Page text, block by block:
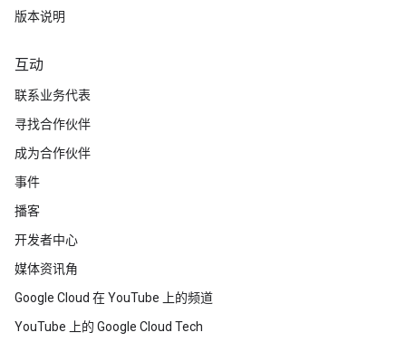
版本说明
互动
联系业务代表
寻找合作伙伴
成为合作伙伴
事件
播客
开发者中心
媒体资讯角
Google Cloud 在 YouTube 上的频道
YouTube 上的 Google Cloud Tech